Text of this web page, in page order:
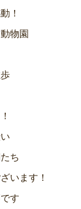
！
物園
ち
います！
す